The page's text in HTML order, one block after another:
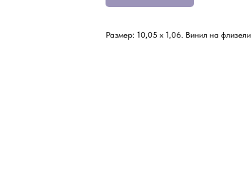
Размер: 10,05 х 1,06. Винил на